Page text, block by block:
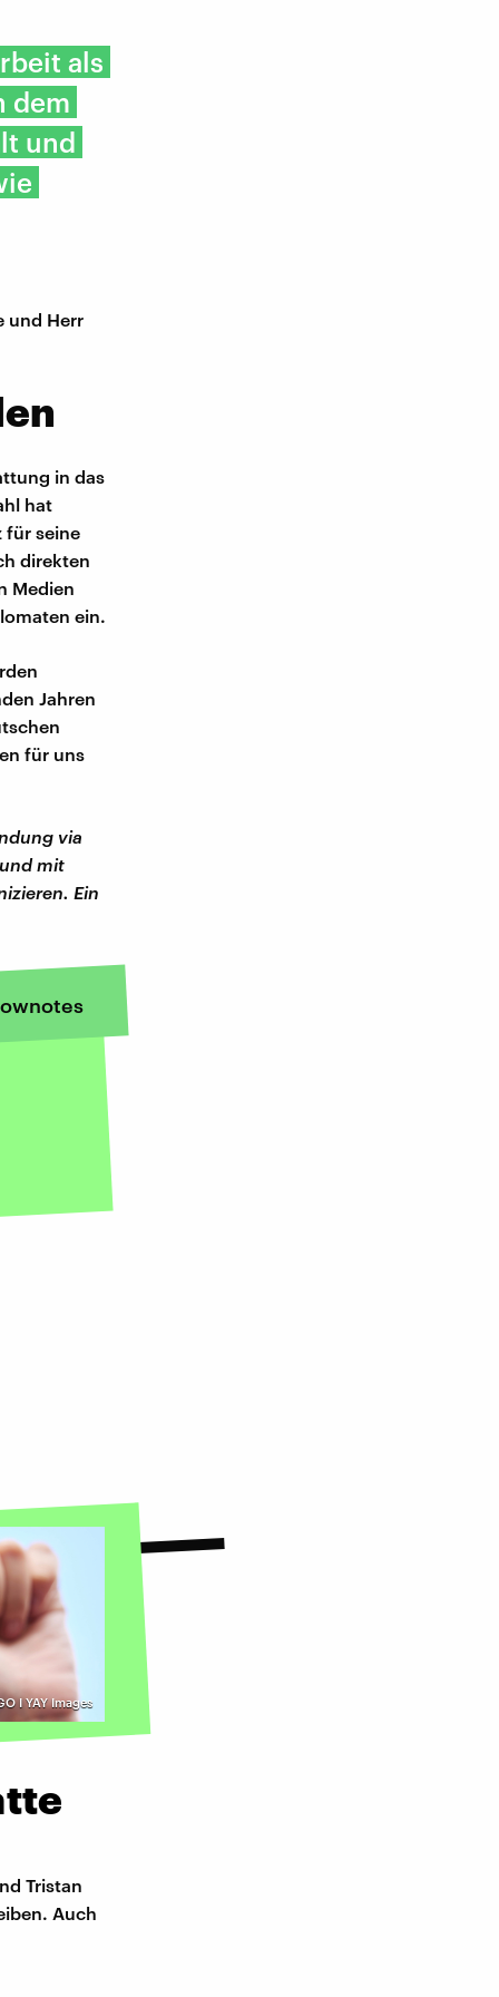
als
dem
und
und Herr
in das
hat
für seine
direkten
Medien
ein.
Jahren
für uns
via
und mit
Ein
I YAY Images
Tristan
Auch